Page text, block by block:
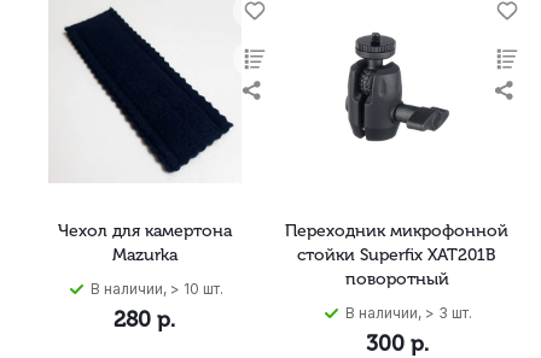
Чехол для камертона
Mazurka
В наличии, > 10 шт.
280 р.
Переходник микрофонной
стойки Superfix XAT201B
поворотный
В наличии, > 3 шт.
300р.